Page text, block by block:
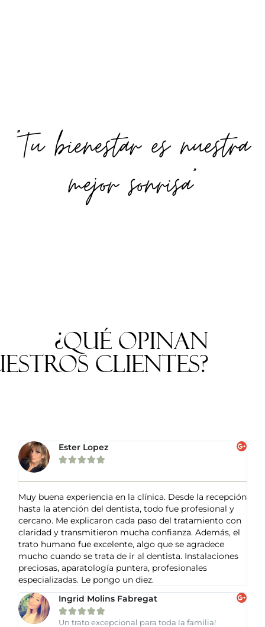
"Tu bienestar es nuestra
mejor sonrisa"
¿Qué opinan
clientes?
Ester Lopez

Muy buena experiencia en la clínica. Desde la recepción
hasta la atención del dentista, todo fue profesional y
cercano. Me explicaron cada paso del tratamiento con
claridad y transmitieron mucha confianza. Además, el
trato humano fue excelente, algo que se agradece
mucho cuando se trata de ir al dentista. Instalaciones
preciosas, aparatología puntera, profesionales
especializadas. Le pongo un diez.
Ingrid Molins Fabregat

Un trato excepcional para toda la familia!